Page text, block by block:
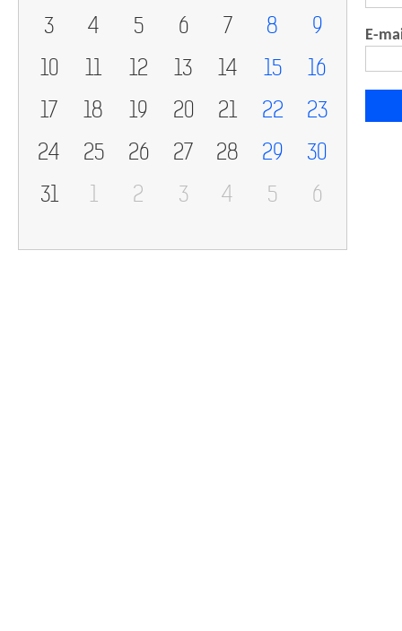
3
4 5 6 7 8
9
10
11 12 13 14 15
16
17
18 19 20 21 22
23
24
25 26 27 28 29
30
31
1 2 3 4 5 6
E-